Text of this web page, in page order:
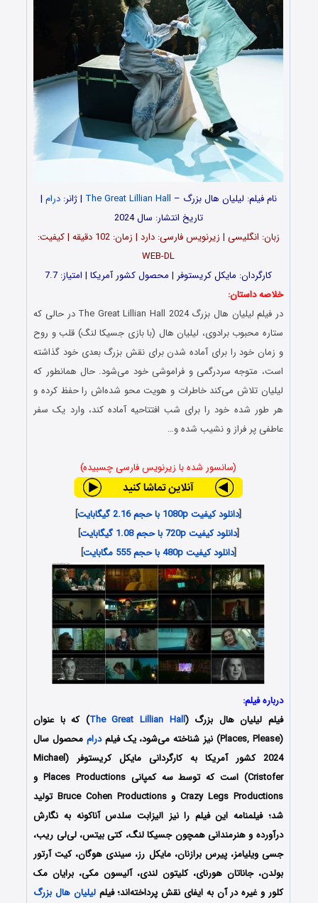
نام فیلم: لیلیان هال بزرگ – The Great Lillian Hall | ژانر:درام |
تاریخ انتشار: سال 2024
زبان: انگلیسی | زیرنویس فارسی: دارد | زمان: 102 دقیقه | کیفیت:
WEB-DL
کارگردان: مایکل کریستوفر | محصول کشور آمریکا | امتیاز: 7.7
خلاصه داستان:
در فیلم لیلیان هال بزرگ The Great Lillian Hall 2024 در حالی که
ستاره محبوب برادوی، لیلیان هال (با بازی جسیکا لنگ) قلب و روح
و زمان خود را برای آماده شدن برای نقش بزرگ بعدی خود گذاشته
است، متوجه سردرگمی و فراموشی خود می‌شود. حال همانطور که
لیلیان تلاش می‌کند خاطرات و هویت محو شده‌اش را حفظ کرده و
هر طور شده خود را برای شب افتتاحیه آماده کند، وارد یک سفر
عاطفی پر فراز و نشیب شده و…
(سانسور شده با زیرنویس فارسی چسبیده)
[دانلود کیفیت 1080p با حجم 2.16 گیگابایت
]
[دانلود کیفیت 720p با حجم 1.08 گیگابایت
]
[دانلود کیفیت 480p با حجم 555 مگابایت ]
درباره فیلم:
فیلم لیلیان هال بزرگ (The Great Lillian Hall) که با عنوان
(Places, Please) نیز شناخته می‌شود، یک فیلم
درام محصول سال
2024 کشور آمریکا به کارگردانی مایکل کریستوفر (Michael
Cristofer) است که توسط سه کمپانی‌ Places Productions و
Crazy Legs Productions و Bruce Cohen Productions تولید
شد؛ فیلمنامه این فیلم را نیز الیزابت سلدس آناکونه به نگارش
درآورده و هنرمندانی همچون جسیکا لنگ، کتی بیتس، لی‌لی ریب،
جسی ویلیامز، پیرس برازنان، مایکل رز، سیندی هوگان، کیت آرتور
بولدن، جاناتان هورنای، کلیتون لندی، آلیسون مکی، برایان مک
کلور و غیره در آن به ایفای نقش پرداخته‌اند؛ فیلملیلیان هال بزرگ